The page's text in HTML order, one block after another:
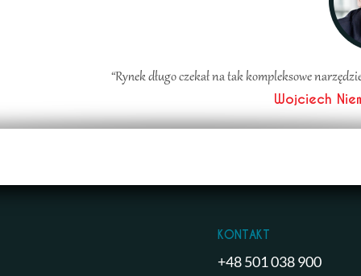
“Rynek długo czekał na tak kompleksowe
Wojciech
kontakt
+48 501 038 900